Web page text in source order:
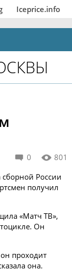
Iceprice.info
0 801
России
получил
«Матч ТВ»,
Он
проходит
она.